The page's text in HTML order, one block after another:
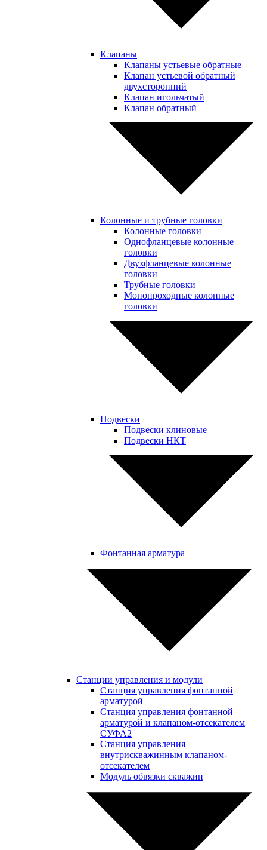
Клапаны
Клапаны устьевые обратные
Клапан устьевой обратный
двухсторонний
Клапан игольчатый
Клапан обратный
Колонные и трубные головки
Колонные головки
Однофланцевые колонные
головки
Двухфланцевые колонные
головки
Трубные головки
Монопроходные колонные
головки
Подвески
Подвески клиновые
Подвески НКТ
Фонтанная арматура
Станции управления и модули
Станция управления фонтанной
арматурой
Станция управления фонтанной
арматурой и клапаном-отсекателем
СУФА2
Станция управления
внутрискважинным клапаном-
отсекателем
Модуль обвязки скважин